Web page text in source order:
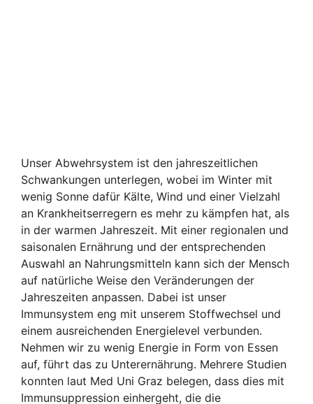
Unser Abwehrsystem ist den jahreszeitlichen
Schwankungen unterlegen, wobei im Winter mit
wenig Sonne dafür Kälte, Wind und einer Vielzahl
an Krankheitserregern es mehr zu kämpfen hat, als
in der warmen Jahreszeit. Mit einer regionalen und
saisonalen Ernährung und der entsprechenden
Auswahl an Nahrungsmitteln kann sich der Mensch
auf natürliche Weise den Veränderungen der
Jahreszeiten anpassen. Dabei ist unser
Immunsystem eng mit unserem Stoffwechsel und
einem ausreichenden Energielevel verbunden.
Nehmen wir zu wenig Energie in Form von Essen
auf, führt das zu Unterernährung. Mehrere Studien
konnten laut Med Uni Graz belegen, dass dies mit
Immunsuppression einhergeht, die die